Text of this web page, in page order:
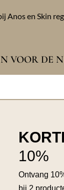
VOOR DE
10%
Ontvang
bij 2